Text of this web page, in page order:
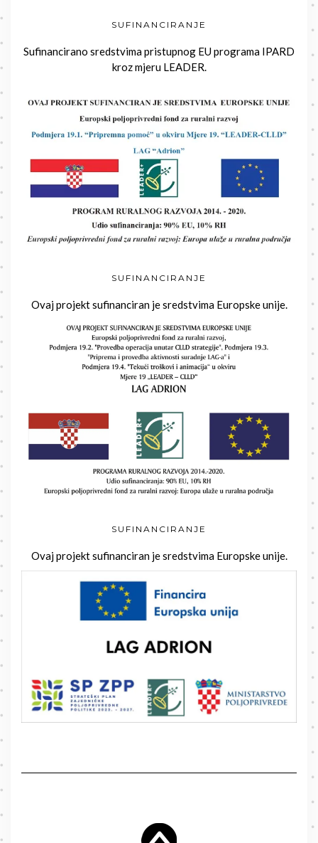
SUFINANCIRANJE
Sufinancirano sredstvima pristupnog EU programa IPARD
kroz mjeru LEADER.
SUFINANCIRANJE
Ovaj projekt sufinanciran je sredstvima Europske unije.
SUFINANCIRANJE
Ovaj projekt sufinanciran je sredstvima Europske unije.